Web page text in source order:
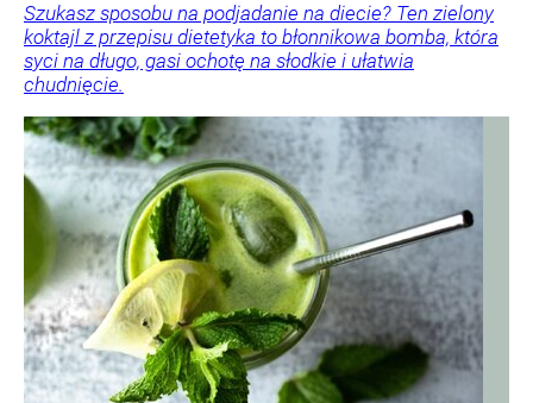
Szukasz sposobu na podjadanie na diecie? Ten zielony
koktajl z przepisu dietetyka to błonnikowa bomba, która
syci na długo, gasi ochotę na słodkie i ułatwia
chudnięcie.